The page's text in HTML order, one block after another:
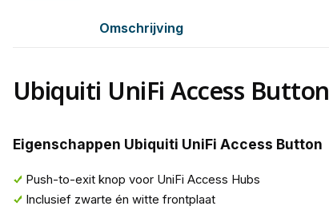
Omschrijving
Ubiquiti UniFi Access Button
Eigenschappen Ubiquiti UniFi Access Button
Push-to-exit knop voor UniFi Access Hubs
Inclusief zwarte én witte frontplaat